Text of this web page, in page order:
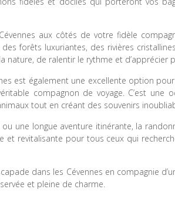
aux côtés de votre fidèle
forêts luxuriantes, des rivières
nature, de ralentir le rythme et d’apprécier
est également une excellente option
compagnon de voyage. C’est une
tout en créant des souvenirs
une longue aventure itinérante, la
et revitalisante pour tous ceux qui
dans les Cévennes en compagnie
et pleine de charme.